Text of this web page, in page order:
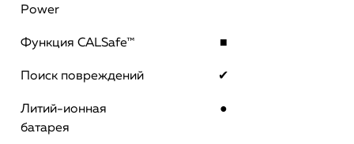
Power
Функция CALSafe™ ■
Поиск повреждений ✔
Литий-ионная
батарея
●